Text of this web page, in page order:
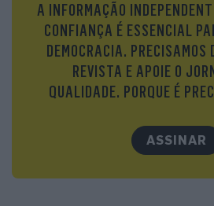
A INFORMAÇÃO
CONFIANÇA É ESSENCIAL
DEMOCRACIA. PRECISAMOS
REVISTA E APOIE O
QUALIDADE. PORQUE É
ASSINAR